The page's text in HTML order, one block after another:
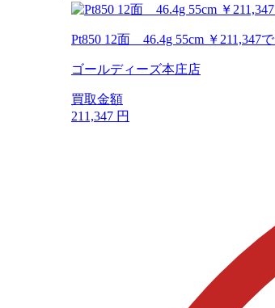
Pt850 12面 46.4g 55cm ￥211,347
ゴールディーズ本庄店
買取金額
211,347 円